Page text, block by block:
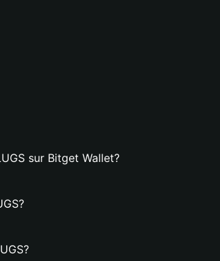
sur Bitget Wallet?